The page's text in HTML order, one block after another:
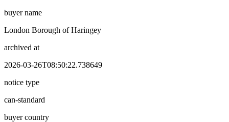
buyer name
London Borough of Haringey
archived at
2026-03-26T08:50:22.738649
notice type
can-standard
buyer country